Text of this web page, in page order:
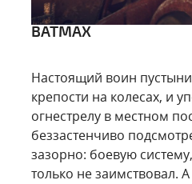
BATMAX
Настоящий воин
крепости на колесах, и
огнестрелу в местном
беззастенчиво
зазорно: боевую
только не заимствовал.